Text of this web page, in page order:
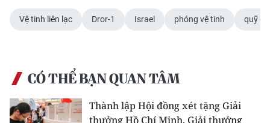
Chuyên trang TP. Hồ Chí Minh
CÁC CHUYÊN TRANG
VỀ BÁO NHÂN DÂN
Vệ tinh liên lạc Dror-1 Israel phóng vệ tinh quỹ
CÓ THỂ BẠN QUAN TÂM
Thành lập Hội đồng xét tặng Giải
thưởng Hồ Chí Minh, Giải thưởng